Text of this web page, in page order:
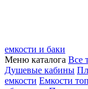
емкости и баки
Меню каталога Все
Душевые кабины
емкости Емкости